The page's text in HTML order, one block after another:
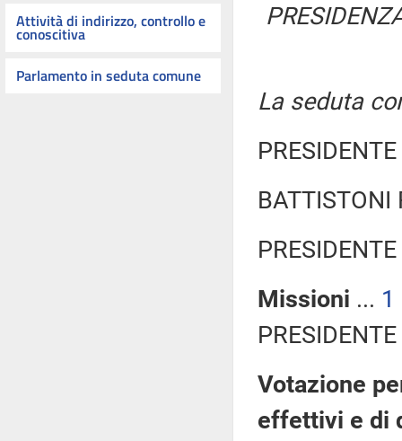
Attività di indirizzo, controllo e
conoscitiva
Parlamento in seduta comune
La seduta
Missioni ... 1
Votazione
effettivi e di